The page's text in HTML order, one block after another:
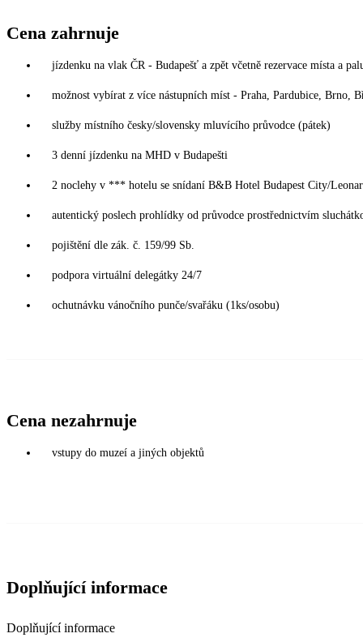
Cena zahrnuje
jízdenku na vlak ČR - Budapešť a zpět včetně rezervace místa a
možnost vybírat z více nástupních míst - Praha, Pardubice, Brno,
služby místního česky/slovensky mluvícího průvodce (pátek)
3 denní jízdenku na MHD v Budapešti
2 noclehy v *** hotelu se snídaní B&B Hotel Budapest City/
autentický poslech prohlídky od průvodce prostřednictvím
pojištění dle zák. č. 159/99 Sb.
podpora virtuální delegátky 24/7
ochutnávku vánočního punče/svařáku (1ks/osobu)
Cena nezahrnuje
vstupy do muzeí a jiných objektů
Doplňující informace
Doplňující informace